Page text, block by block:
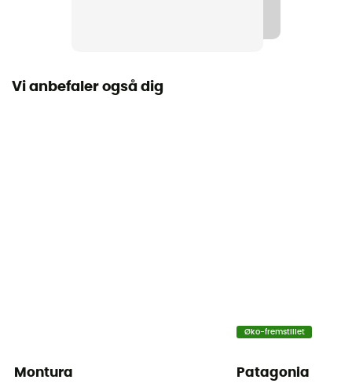
Label
Vi anbefaler også dig
Montura
Øko-fremstillet
Patagonia